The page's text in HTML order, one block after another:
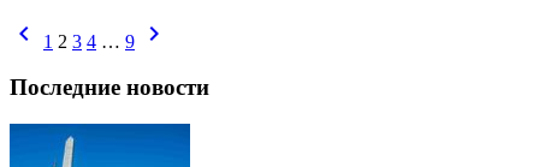
chevron_left 1 2 3 4 … 9 chevron_right
Последние новости